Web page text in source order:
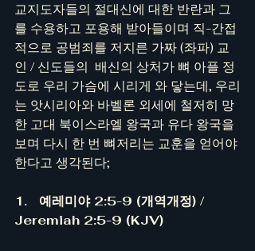
교지도자들의 절대신에 대한 반란과 그
를 수용하고 포용해 받아들이며 직-간접
적으로 공범죄를 저지른 가짜 (좌파) 교
인 / 신도들의  배신의 상처가 뼈 아플 정
도로 우리 가슴에 시리게 와 닿는데, 우리
는 앗시리아와 바벨론 외세에 철저히 망
한 고대 북이스라엘 왕국과 유다 왕국을
보며 다시 한 번 뼈저리는 교훈을 얻어야
한다고 생각된다;
1.   예레미야 2:5-9 (개역개정) /
Jeremiah 2:5-9 (KJV)